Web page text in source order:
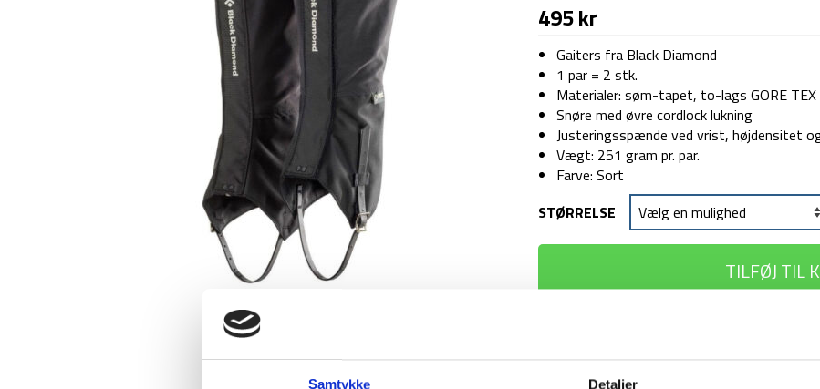
Samtykke Detaljer
495kr
Gaiters fra Black Diamond
1 par = 2 stk.
Materialer: søm-tapet, to-lags GORE
Snøre med øvre cordlock lukning
Justeringsspænde ved vrist, højdensitet
Vægt: 251 gram pr. par.
Farve: Sort
STØRRELSE
TILFØJ TIL